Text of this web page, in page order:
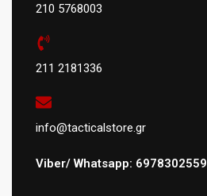
210 5768003
211 2181336
info@tacticalstore.gr
Viber/ Whatsapp: 6978302559